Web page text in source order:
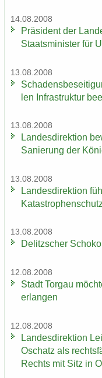
14.08.2008
Prä­si­dent der
Staats­mi­nis­ter für
13.08.2008
len In­fra­struk­tur
13.08.2008
Lan­des­di­rek­ti­on
Sa­nie­rung der
13.08.2008
Lan­des­di­rek­ti­on
13.08.2008
De­litz­scher
12.08.2008
Stadt Tor­gau
er­lan­gen
12.08.2008
Lan­des­di­rek­ti­on
Oschatz als
Rechts mit Sitz in